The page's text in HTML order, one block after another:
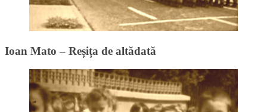
Ioan Mato – Reșița de altădată